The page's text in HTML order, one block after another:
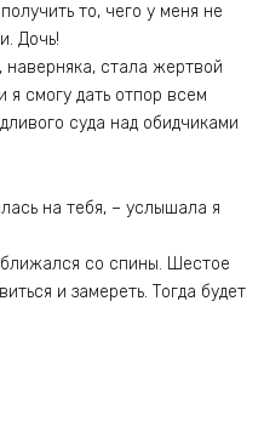
то, чего у меня не
Дочь!
наверняка, стала жертвой
смогу дать отпор всем
суда над обидчиками
на тебя, – услышала я
со спины. Шестое
и замереть. Тогда будет